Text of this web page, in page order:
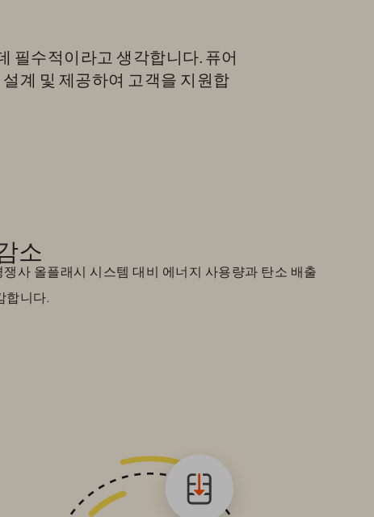
필수적이라고 생각합니다. 퓨어
계 및 제공하여 고객을 지원합
소
사 올플래시 시스템 대비 에너지 사용량과 탄소 배출
합니다.